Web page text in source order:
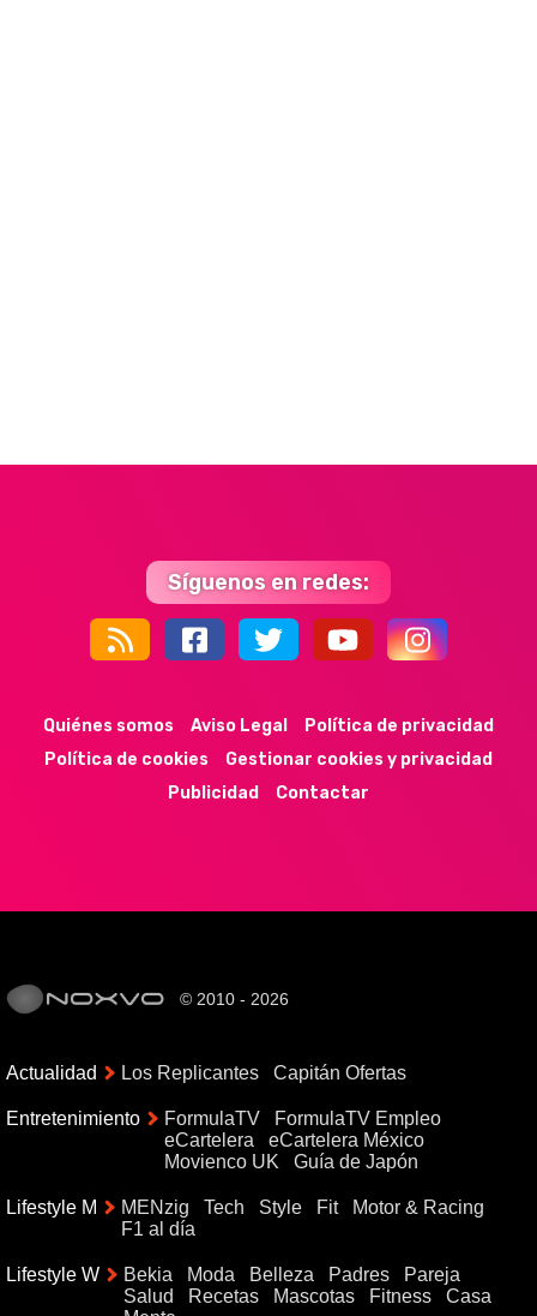
Síguenos en redes:
Quiénes somos Aviso Legal
Política de privacidad
Política de cookies
Gestionar cookies y privacidad
Publicidad
Contactar
© 2010 - 2026
Actualidad Los Replicantes Capitán Ofertas
Entretenimiento FormulaTV
FormulaTV Empleo
eCartelera
eCartelera México
Movienco UK
Guía de Japón
Lifestyle M MENzig Tech Style Fit
Motor & Racing
F1 al día
Lifestyle W Bekia Moda Belleza Padres
Pareja
Salud
Recetas Mascotas Fitness
Casa